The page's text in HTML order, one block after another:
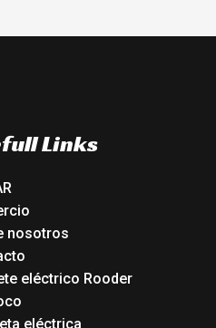
Links
nosotros
eléctrico Rooder
eléctrica